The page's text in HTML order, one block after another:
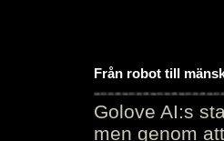
Från robot till
Golove AI:s
men genom